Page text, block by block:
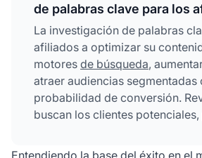
de palabras clave para los
La investigación de palabras
afiliados a optimizar su
motores de búsqueda,
atraer audiencias segmentadas
probabilidad de conversión.
buscan los clientes
genere tráfico cualificado y, en
Entendiendo la base del éxito en el